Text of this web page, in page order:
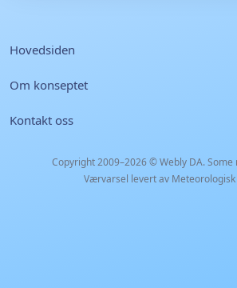
Hovedsiden
Om konseptet
Kontakt oss
Copyright 2009–2026 ©Webly DA.
Værvarsel levert av